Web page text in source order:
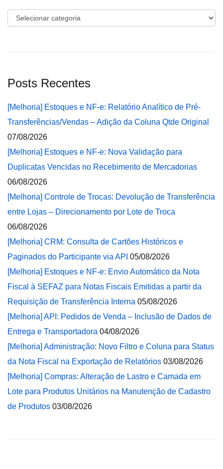
Categorias
Posts Recentes
[Melhoria] Estoques e NF-e: Relatório Analítico de Pré-
Transferências/Vendas – Adição da Coluna Qtde Original
07/08/2026
[Melhoria] Estoques e NF-e: Nova Validação para
Duplicatas Vencidas no Recebimento de Mercadorias
06/08/2026
[Melhoria] Controle de Trocas: Devolução de Transferência
entre Lojas – Direcionamento por Lote de Troca
06/08/2026
[Melhoria] CRM: Consulta de Cartões Históricos e
Paginados do Participante via API 05/08/2026
[Melhoria] Estoques e NF-e: Envio Automático da Nota
Fiscal à SEFAZ para Notas Fiscais Emitidas a partir da
Requisição de Transferência Interna 05/08/2026
[Melhoria] API: Pedidos de Venda – Inclusão de Dados de
Entrega e Transportadora 04/08/2026
[Melhoria] Administração: Novo Filtro e Coluna para Status
da Nota Fiscal na Exportação de Relatórios 03/08/2026
[Melhoria] Compras: Alteração de Lastro e Camada em
Lote para Produtos Unitários na Manutenção de Cadastro
de Produtos 03/08/2026